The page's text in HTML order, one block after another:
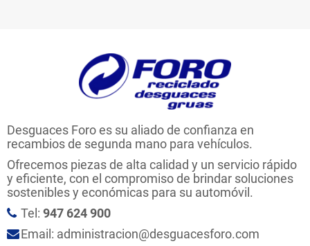
Desguaces Foro es su aliado de confianza en
recambios de segunda mano para vehículos.
Ofrecemos piezas de alta calidad y un servicio rápido
y eficiente, con el compromiso de brindar soluciones
sostenibles y económicas para su automóvil.
Tel: 947 624 900
Email: administracion@desguacesforo.com